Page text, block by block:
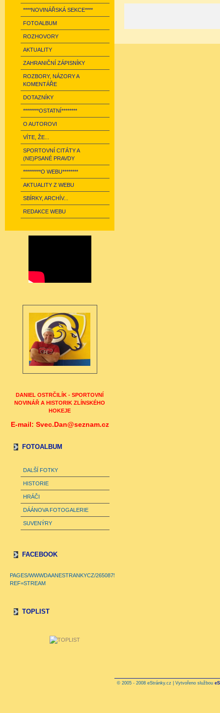
****NOVINÁŘSKÁ SEKCE****
FOTOALBUM
ROZHOVORY
AKTUALITY
ZAHRANIČNÍ ZÁPISNÍKY
ROZBORY, NÁZORY A
KOMENTÁŘE
DOTAZNÍKY
********OSTATNÍ********
O AUTOROVI
VÍTE, ŽE...
SPORTOVNÍ CITÁTY A
(NE)PSANÉ PRAVDY
*********O WEBU********
AKTUALITY Z WEBU
SBÍRKY, ARCHÍV...
REDAKCE WEBU
DANIEL OSTRČILÍK - SPORTOVNÍ
NOVINÁŘ A HISTORIK ZLÍNSKÉHO
HOKEJE
E-mail: Svec.Dan@seznam.cz
FOTOALBUM
DALŠÍ FOTKY
HISTORIE
HRÁČI
DÁÁNOVA FOTOGALERIE
SUVENÝRY
FACEBOOK
PAGES/WWWDAANESTRANKYCZ/265087506076?
REF=STREAM
TOPLIST
© 2005 - 2008 eStránky.cz | Vytvořeno službou